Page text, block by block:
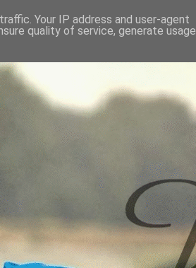
Your IP address and user-agent
quality of service, generate usage